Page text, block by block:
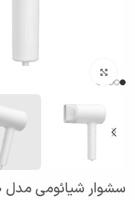
سشوار شیائومی مدل H300